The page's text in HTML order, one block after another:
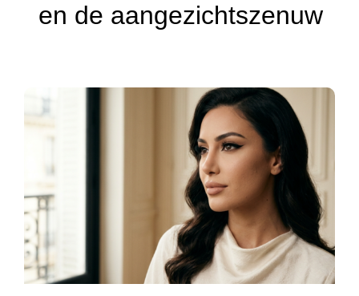
en de aangezichtszenuw